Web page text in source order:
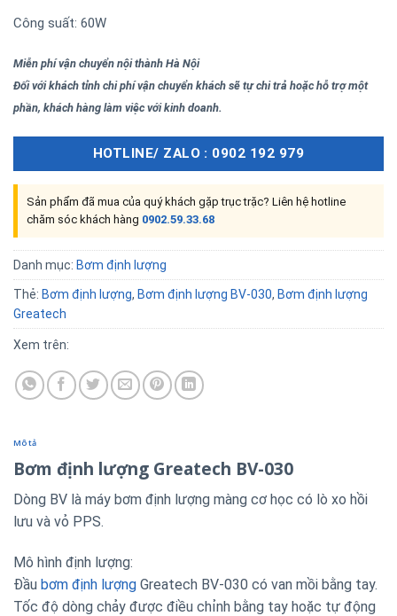
Công suất: 60W
Miễn phí vận chuyển nội thành Hà Nội
Đối với khách tỉnh chi phí vận chuyển khách sẽ tự chi trả hoặc hỗ trợ một
phần, khách hàng làm việc với kinh doanh.
HOTLINE/ ZALO : 0902 192 979
Sản phẩm đã mua của quý khách gặp trục trặc? Liên hệ hotline
chăm sóc khách hàng 0902.59.33.68
Danh mục: Bơm định lượng
Thẻ: Bơm định lượng, Bơm định lượng BV-030, Bơm định lượng
Greatech
Xem trên:
Mô tả
Bơm định lượng Greatech BV-030
Dòng BV là máy bơm định lượng màng cơ học có lò xo hồi
lưu và vỏ PPS.
Mô hình định lượng:
Đầu bơm định lượng Greatech BV-030 có van mồi bằng tay.
Tốc độ dòng chảy được điều chỉnh bằng tay hoặc tự động